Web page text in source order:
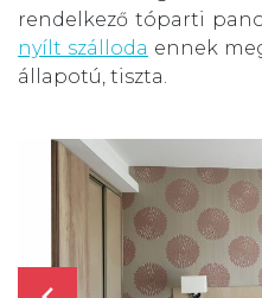
rendelkező tóparti
nyílt szálloda ennek
állapotú, tiszta.